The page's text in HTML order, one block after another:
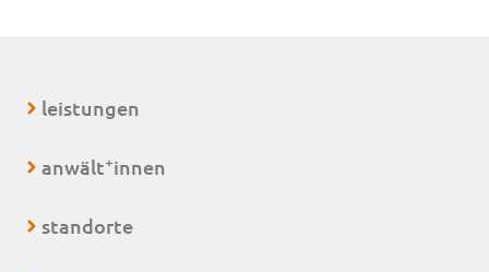
leistungen
anwält+innen
standorte